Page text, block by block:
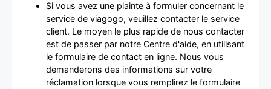
Si vous avez une plainte à formuler concernant le
service de viagogo, veuillez contacter le service
client. Le moyen le plus rapide de nous contacter
est de passer par notre Centre d'aide, en utilisant
le formulaire de contact en ligne. Nous vous
demanderons des informations sur votre
réclamation lorsque vous remplirez le formulaire